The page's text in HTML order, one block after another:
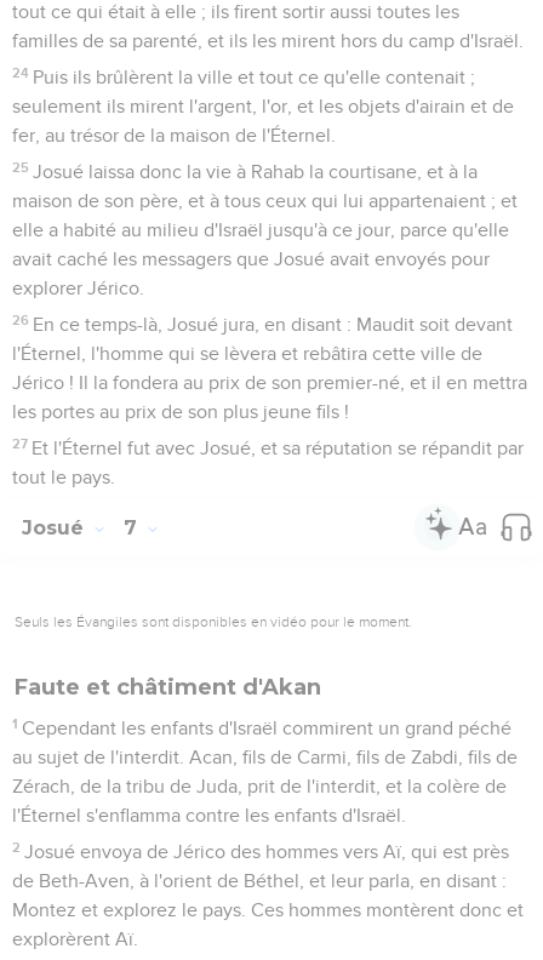
tout ce qui était à elle ; ils firent sortir aussi toutes les
familles de sa parenté, et ils les mirent hors du camp d'Israël.
24 Puis ils brûlèrent la ville et tout ce qu'elle contenait ;
seulement ils mirent l'argent, l'or, et les objets d'airain et de
fer, au trésor de la maison de l'Éternel.
25 Josué laissa donc la vie à Rahab la courtisane, et à la
maison de son père, et à tous ceux qui lui appartenaient ; et
elle a habité au milieu d'Israël jusqu'à ce jour, parce qu'elle
avait caché les messagers que Josué avait envoyés pour
explorer Jérico.
26 En ce temps-là, Josué jura, en disant : Maudit soit devant
l'Éternel, l'homme qui se lèvera et rebâtira cette ville de
Jérico ! Il la fondera au prix de son premier-né, et il en mettra
les portes au prix de son plus jeune fils !
27 Et l'Éternel fut avec Josué, et sa réputation se répandit par
tout le pays.
Josué 7
Seuls les Évangiles sont disponibles en vidéo pour le moment.
Faute et châtiment d'Akan
1 Cependant les enfants d'Israël commirent un grand péché
au sujet de l'interdit. Acan, fils de Carmi, fils de Zabdi, fils de
Zérach, de la tribu de Juda, prit de l'interdit, et la colère de
l'Éternel s'enflamma contre les enfants d'Israël.
2 Josué envoya de Jérico des hommes vers Aï, qui est près
de Beth-Aven, à l'orient de Béthel, et leur parla, en disant :
Montez et explorez le pays. Ces hommes montèrent donc et
explorèrent Aï.